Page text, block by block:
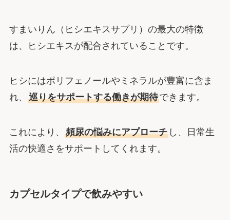
すまいりん（ヒシエキスサプリ）の最大の特徴
は、ヒシエキスが配合されていることです。
ヒシにはポリフェノールやミネラルが豊富に含ま
れ、 巡りをサポートする働きが期待できます。
これにより、 頻尿の悩みにアプローチし、日常生
活の快適さをサポートしてくれます。
カプセルタイプで飲みやすい